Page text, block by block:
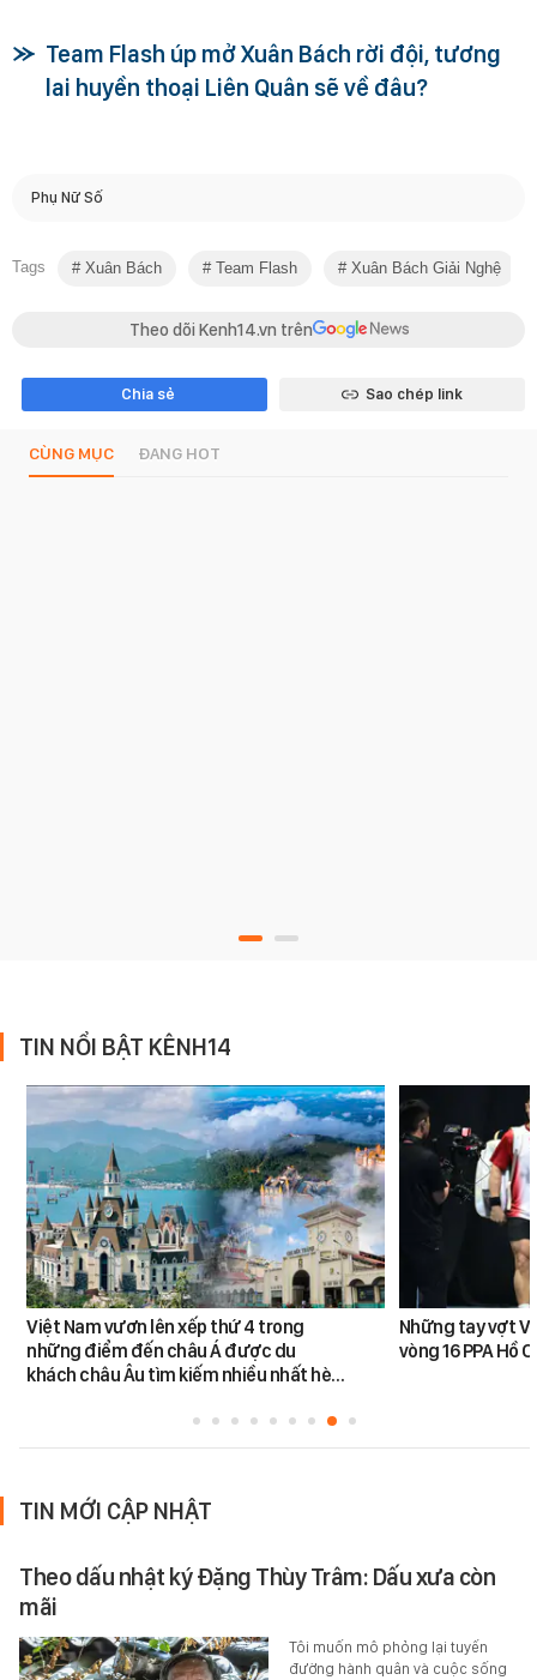
Team Flash úp mở Xuân Bách rời đội, tương
lai huyền thoại Liên Quân sẽ về đâu?
Phụ Nữ Số
Tags Xuân Bách Team Flash Xuân Bách Giải Nghệ
Theo dõi Kenh14.vn trên
Chia sẻ Sao chép link
CÙNG MỤC ĐANG HOT
TIN NỔI BẬT KÊNH14
Việt Nam vươn lên xếp thứ 4 trong
những điểm đến châu Á được du
khách châu Âu tìm kiếm nhiều nhất hè…
Những tay vợt
vòng 16 PPA Hồ
TIN MỚI CẬP NHẬT
Theo dấu nhật ký Đặng Thùy Trâm: Dấu xưa còn
mãi
Tôi muốn mô phỏng lại tuyến
đường hành quân và cuộc sống